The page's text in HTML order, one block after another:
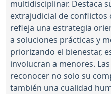
multidisciplinar. Destaca
extrajudicial de conflictos
refleja una estrategia
a soluciones prácticas y
priorizando el bienestar,
involucran a menores.
reconocer no solo su
también una cualidad